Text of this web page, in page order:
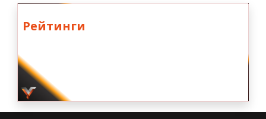
Рейтинги